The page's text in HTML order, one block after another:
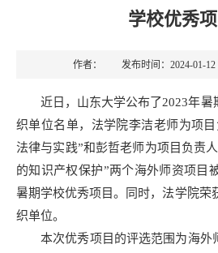
学校优秀项
作者： 发布时间：2024-01-
近日，山东大学公布了2023年暑
织单位名单，法学院李洁老师为项
法律与实践”和彭哲老师为项目负责
的知识产权保护”两个海外师资项目
暑期学校优秀项目。同时，法学院荣
织单位。
本次优秀项目的评选范围为海外